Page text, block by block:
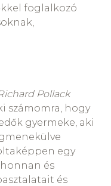
foglalkozó
Pollack
számomra, hogy
gyermeke, aki
egy
és
és